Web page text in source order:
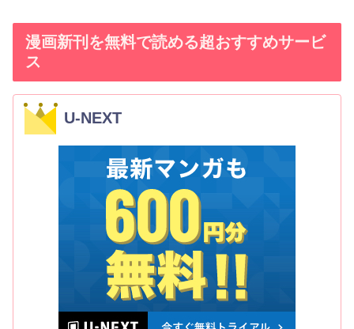
漫画新刊を無料で読める超おすすめサービ
ス
U-NEXT